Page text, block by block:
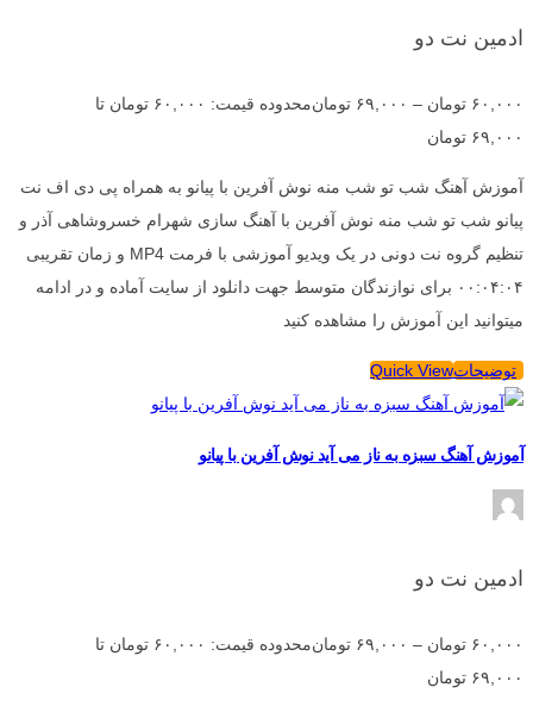
ادمین نت دو
۶۰,۰۰۰ تومان – ۶۹,۰۰۰ تومان
محدوده قیمت: ۶۰,۰۰۰ تومان تا
۶۹,۰۰۰ تومان
آموزش آهنگ شب تو شب منه نوش آفرین با پیانو به همراه پی دی اف نت
پیانو شب تو شب منه نوش آفرین با آهنگ سازی شهرام خسروشاهی آذر و
تنظیم گروه نت دونی در یک ویدیو آموزشی با فرمت MP4 و زمان تقریبی
۰۰:۰۴:۰۴ برای نوازندگان متوسط جهت دانلود از سایت آماده و در ادامه
میتوانید این آموزش را مشاهده کنید
توضیحاتQuick View
آموزش آهنگ سبزه به ناز می آید نوش آفرین با پیانو
ادمین نت دو
۶۰,۰۰۰ تومان – ۶۹,۰۰۰ تومان
محدوده قیمت: ۶۰,۰۰۰ تومان تا
۶۹,۰۰۰ تومان